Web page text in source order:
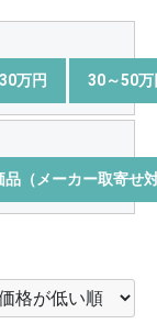
万円 30～50万
品（メーカー取寄せ